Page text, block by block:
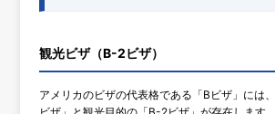
観光ビザ（B-2ビザ）
アメリカのビザの代表格である「Bビザ」には